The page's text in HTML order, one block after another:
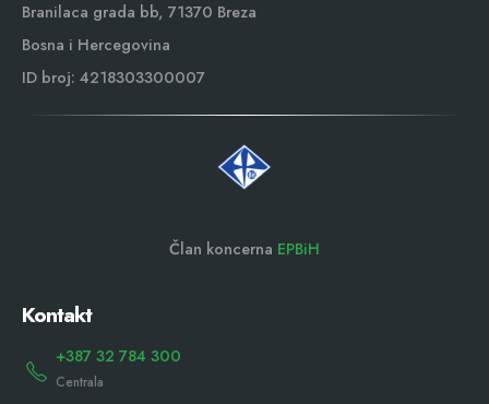
Branilaca grada bb, 71370 Breza
Bosna i Hercegovina
ID broj: 4218303300007
Član koncerna EPBiH
Kontakt
+387 32 784 300
Centrala